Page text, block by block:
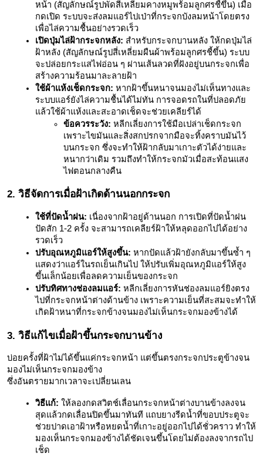
หน้า (สัญลักษณ์รูปพัดสี่เหลี่ยมคางหมูพร้อมลูกศรชี้ขึ้น) เมื่อ
กดเปิด ระบบจะส่งลมแอร์ไปเป่าที่กระจกบังลมหน้าโดยตรง
เพื่อไล่ความชื้นอย่างรวดเร็ว
เปิดปุ่มไล่ฝ้ากระจกหลัง: สำหรับกระจกบานหลัง ให้กดปุ่มไล่
ฝ้าหลัง (สัญลักษณ์รูปสี่เหลี่ยมผืนผ้าพร้อมลูกศรชี้ขึ้น) ระบบ
จะปล่อยกระแสไฟอ่อน ๆ ผ่านเส้นลวดที่ฝังอยู่บนกระจกเพื่อ
สร้างความร้อนมาละลายฝ้า
ใช้ผ้าแห้งเช็ดกระจก: หากฝ้าขึ้นหนาจนมองไม่เห็นทางและ
ระบบแอร์ยังไล่ความชื้นได้ไม่ทัน การจอดรถในที่ปลอดภัย
แล้วใช้ผ้าแห้งและสะอาดเช็ดจะช่วยเคลียร์ได้
ข้อควรระวัง: หลีกเลี่ยงการใช้มือเปล่าเช็ดกระจก
เพราะไขมันและสิ่งสกปรกจากมือจะทิ้งคราบมันไว้
บนกระจก ซึ่งจะทำให้ฝ้ากลับมาเกาะตัวได้ง่ายและ
หนากว่าเดิม รวมถึงทำให้กระจกมัวเมื่อสะท้อนแสง
ไฟตอนกลางคืน
2. วิธีจัดการเมื่อฝ้าเกิดด้านนอกกระจก
ใช้ที่ปัดน้ำฝน: เนื่องจากฝ้าอยู่ด้านนอก การเปิดที่ปัดน้ำฝน
ปัดสัก 1-2 ครั้ง จะสามารถเคลียร์ฝ้าให้หลุดออกไปได้อย่าง
รวดเร็ว
ปรับอุณหภูมิแอร์ให้สูงขึ้น: หากปัดแล้วฝ้ายังกลับมาขึ้นซ้ำ ๆ
แสดงว่าแอร์ในรถเย็นเกินไป ให้ปรับเพิ่มอุณหภูมิแอร์ให้สูง
ขึ้นเล็กน้อยเพื่อลดความเย็นของกระจก
ปรับทิศทางช่องลมแอร์: หลีกเลี่ยงการหันช่องลมแอร์ยิงตรง
ไปที่กระจกหน้าต่างด้านข้าง เพราะความเย็นที่สะสมจะทำให้
เกิดฝ้าหนาที่กระจกข้างจนมองไม่เห็นกระจกมองข้างได้
3. วิธีแก้ไขเมื่อฝ้าขึ้นกระจกบานข้าง
บ่อยครั้งที่ฝ้าไม่ได้ขึ้นแค่กระจกหน้า แต่ขึ้นตรงกระจกประตูข้างจน
มองไม่เห็นกระจกมองข้าง
ซึ่งอันตรายมากเวลาจะเปลี่ยนเลน
วิธีแก้: ให้ลองกดสวิตช์เลื่อนกระจกหน้าต่างบานข้างลงจน
สุดแล้วกดเลื่อนปิดขึ้นมาทันที แถบยางรีดน้ำที่ขอบประตูจะ
ช่วยปาดเอาฝ้าหรือหยดน้ำที่เกาะอยู่ออกไปได้ชั่วคราว ทำให้
มองเห็นกระจกมองข้างได้ชัดเจนขึ้นโดยไม่ต้องลงจากรถไป
เช็ด